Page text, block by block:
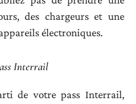
des chargeurs et une
électroniques.
Interrail
de votre pass Interrail,